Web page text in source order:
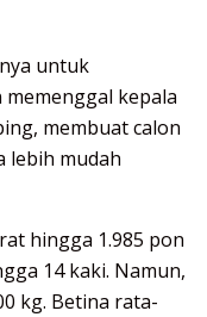
untuk
kepala
membuat calon
lebih mudah
hingga 1.985 pon
14 kaki. Namun,
kg. Betina rata-